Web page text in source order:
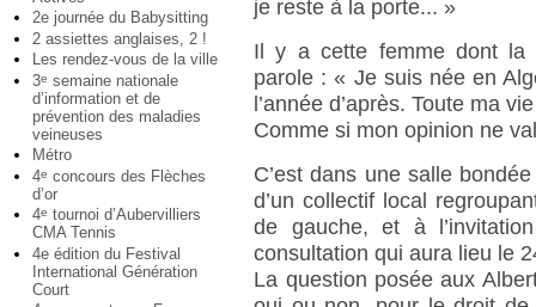
2e journée du Babysitting
2 assiettes anglaises, 2 !
Les rendez-vous de la ville
3e semaine nationale
d’information et de
prévention des maladies
veineuses
Métro
4e concours des Flèches
d’or
4e tournoi d’Aubervilliers
CMA Tennis
4e édition du Festival
International Génération
Court
je reste à la porte... »
Il y a cette femme dont la
parole : « Je suis née en
l’année d’après. Toute ma
Comme si mon opinion ne
C’est dans une salle
d’un collectif local
de gauche, et à
consultation qui aura lieu le
La question posée aux